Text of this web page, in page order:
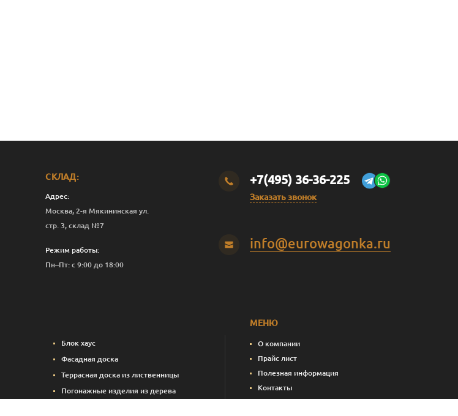
СКЛАД:
Адрес:
Москва, 2-я Мякининская ул.
стр. 3, склад №7
Режим работы:
Пн–Пт: с 9:00 до 18:00
+7(495) 36-36-225
Заказать звонок
info@eurowagonka.ru
Блок хаус
Фасадная доска
Террасная доска из лиственницы
Погонажные изделия из дерева
МЕНЮ
О компании
Прайс лист
Полезная информация
Контакты